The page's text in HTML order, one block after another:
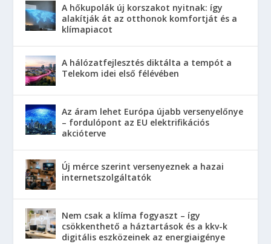
A hőkupolák új korszakot nyitnak: így
alakítják át az otthonok komfortját és a
klímapiacot
A hálózatfejlesztés diktálta a tempót a
Telekom idei első félévében
Az áram lehet Európa újabb versenyelőnye
– fordulópont az EU elektrifikációs
akcióterve
Új mérce szerint versenyeznek a hazai
internetszolgáltatók
Nem csak a klíma fogyaszt – így
csökkenthető a háztartások és a kkv-k
digitális eszközeinek az energiaigénye